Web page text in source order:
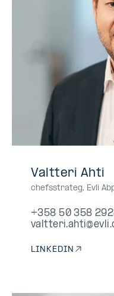
Valtteri Ahti
chefsstrateg, Evli
+358 50 358
+358
50
2928
+358503582928
050
358
0503582928
050-
3582928
LINKEDIN